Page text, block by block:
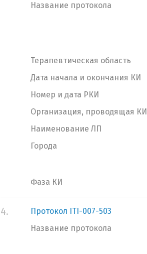
Название протокола
Терапевтическая область
Дата начала и окончания КИ
Номер и дата РКИ
Организация, проводящая КИ
Наименование ЛП
Города
Фаза КИ
4.
Протокол ITI-007-503
Название протокола